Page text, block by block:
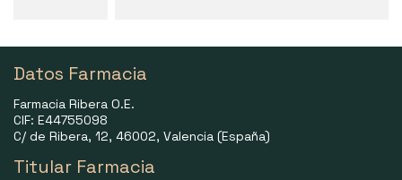
Datos Farmacia
Farmacia Ribera O.E.
CIF: E44755098
C/ de Ribera, 12, 46002, Valencia (España)
Titular Farmacia